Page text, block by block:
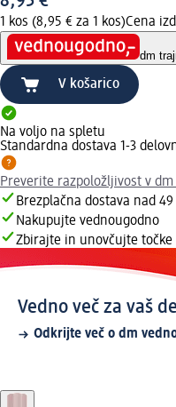
1 kos (8,95 € za 1 kos)Cena
dm
V košarico
Na voljo na spletu
Standardna dostava 1-3
Preverite razpoložljivost v
Brezplačna dostava nad 49
Nakupujte vednougodno
Zbirajte in unovčujte točke
Vedno več za vaš
Odkrijte več o dm